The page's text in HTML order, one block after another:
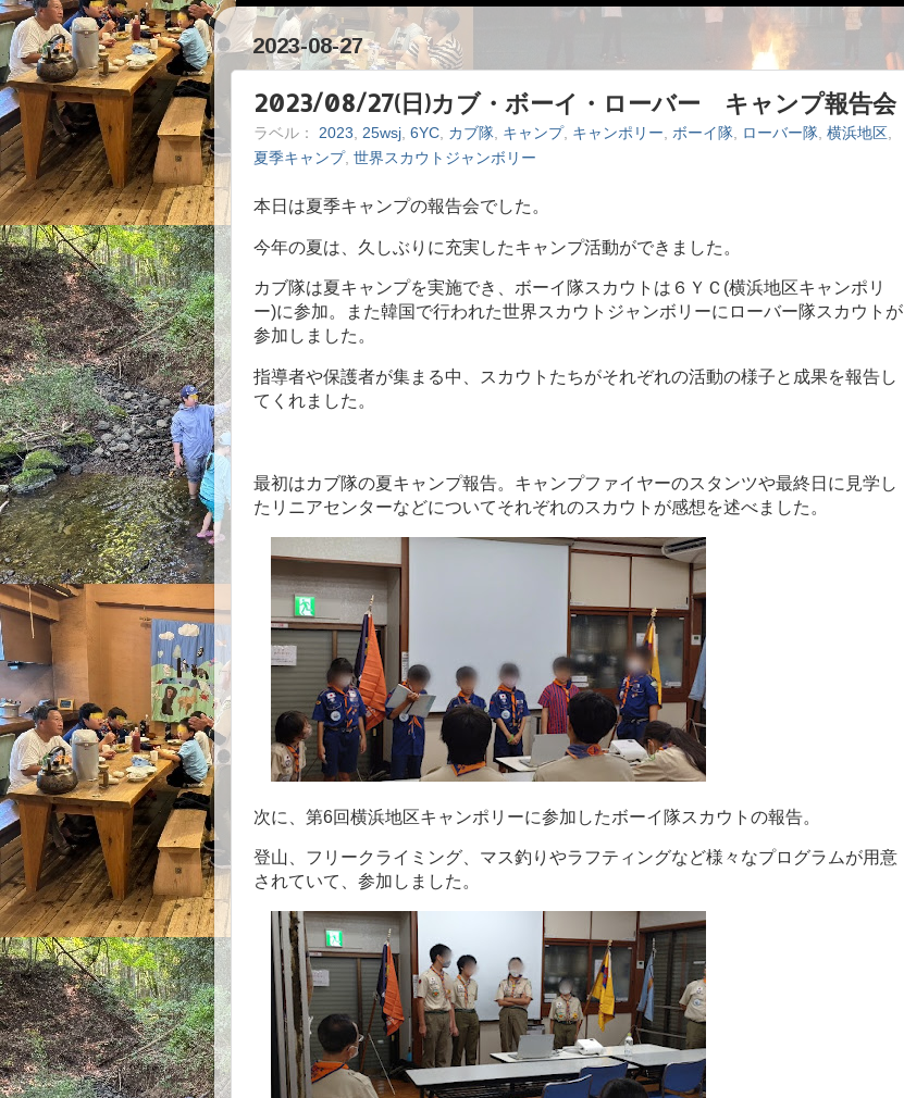
2023-08-27
2023/08/27(日)カブ・ボーイ・ローバー キャンプ報告会
ラベル： 2023 25wsj 6YC カブ隊 キャンプ, キャンポリー ボーイ隊 ローバー隊 横浜地区
夏季キャンプ, 世界スカウトジャンボリー
本日は夏季キャンプの報告会でした。
今年の夏は、久しぶりに充実したキャンプ活動ができました。
カブ隊は夏キャンプを実施でき、ボーイ隊スカウトは６ＹＣ(横浜地区キャンポリ
ー)に参加。また韓国で行われた世界スカウトジャンボリーにローバー隊スカウトが
参加しました。
指導者や保護者が集まる中、スカウトたちがそれぞれの活動の様子と成果を報告し
てくれました。
最初はカブ隊の夏キャンプ報告。キャンプファイヤーのスタンツや最終日に見学し
たリニアセンターなどについてそれぞれのスカウトが感想を述べました。
次に、第6回横浜地区キャンポリーに参加したボーイ隊スカウトの報告。
登山、フリークライミング、マス釣りやラフティングなど様々なプログラムが用意
されていて、参加しました。